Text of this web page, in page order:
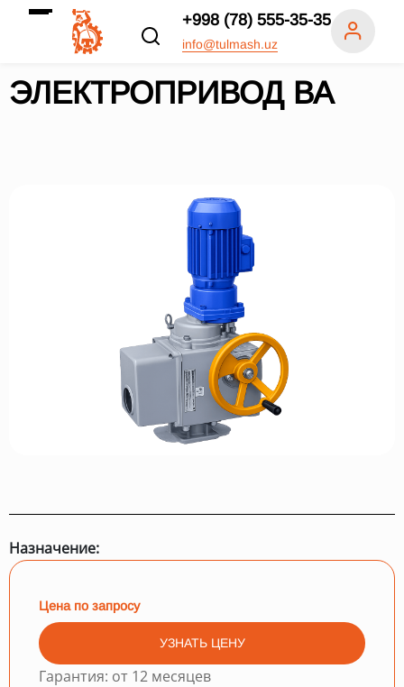
+998 (78) 555-35-35
info@tulmash.uz
ЭЛЕКТРОПРИВОД ВА
Назначение:
Цена по запросу
УЗНАТЬ ЦЕНУ
Гарантия: от 12 месяцев